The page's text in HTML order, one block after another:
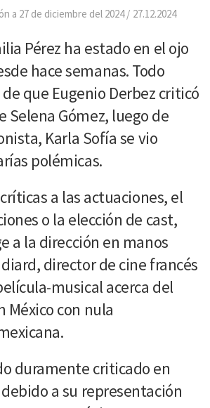
a 27 de diciembre del 2024
27.12.2024
Pérez ha estado en el ojo
hace semanas. Todo
que Eugenio Derbez criticó
Selena Gómez, luego de
Karla Sofía se vio
polémicas.
a las actuaciones, el
o la elección de cast,
a la dirección en manos
director de cine francés
musical acerca del
México con nula
duramente criticado en
a su representación